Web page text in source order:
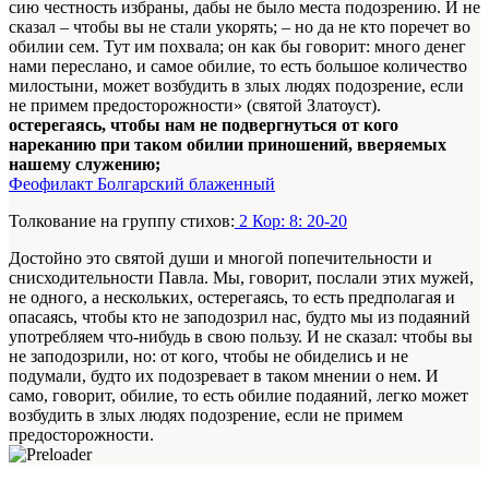
сию честность избраны, дабы не было места подозрению. И не
сказал – чтобы вы не стали укорять; – но да не кто поречет во
обилии сем. Тут им похвала; он как бы говорит: много денег
нами переслано, и самое обилие, то есть большое количество
милостыни, может возбудить в злых людях подозрение, если
не примем предосторожности» (святой Златоуст).
остерегаясь, чтобы нам не подвергнуться от кого
нареканию при таком обилии приношений, вверяемых
нашему служению;
Феофилакт Болгарский блаженный
Толкование на группу стихов: 2 Кор: 8: 20-20
Достойно это святой души и многой попечительности и
снисходительности Павла. Мы, говорит, послали этих мужей,
не одного, а нескольких, остерегаясь, то есть предполагая и
опасаясь, чтобы кто не заподозрил нас, будто мы из подаяний
употребляем что-нибудь в свою пользу. И не сказал: чтобы вы
не заподозрили, но: от кого, чтобы не обиделись и не
подумали, будто их подозревает в таком мнении о нем. И
само, говорит, обилие, то есть обилие подаяний, легко может
возбудить в злых людях подозрение, если не примем
предосторожности.